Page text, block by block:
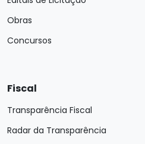
Obras
Concursos
Fiscal
Transparência Fiscal
Radar da Transparência